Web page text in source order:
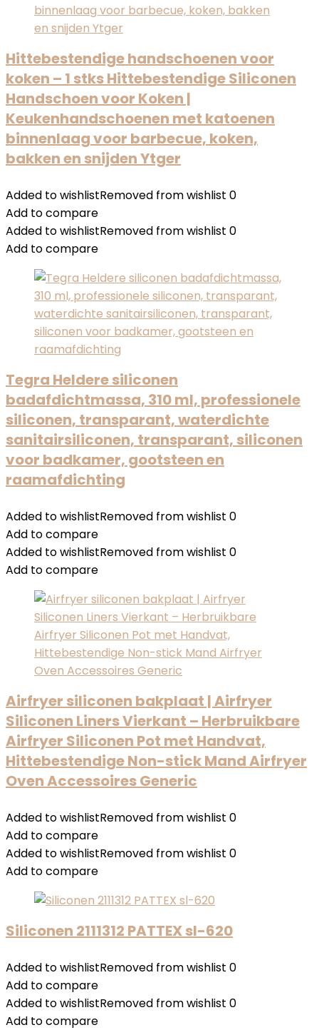
Hittebestendige handschoenen voor
koken – 1 stks Hittebestendige Siliconen
Handschoen voor Koken |
Keukenhandschoenen met katoenen
binnenlaag voor barbecue, koken,
bakken en snijden Ytger
Added to wishlistRemoved from wishlist 0
Add to compare
Added to wishlistRemoved from wishlist 0
Add to compare
Tegra Heldere siliconen
badafdichtmassa, 310 ml, professionele
siliconen, transparant, waterdichte
sanitairsiliconen, transparant, siliconen
voor badkamer, gootsteen en
raamafdichting
Added to wishlistRemoved from wishlist 0
Add to compare
Added to wishlistRemoved from wishlist 0
Add to compare
Airfryer siliconen bakplaat | Airfryer
Siliconen Liners Vierkant – Herbruikbare
Airfryer Siliconen Pot met Handvat,
Hittebestendige Non-stick Mand Airfryer
Oven Accessoires Generic
Added to wishlistRemoved from wishlist 0
Add to compare
Added to wishlistRemoved from wishlist 0
Add to compare
Siliconen 2111312 PATTEX sl-620
Added to wishlistRemoved from wishlist 0
Add to compare
Added to wishlistRemoved from wishlist 0
Add to compare